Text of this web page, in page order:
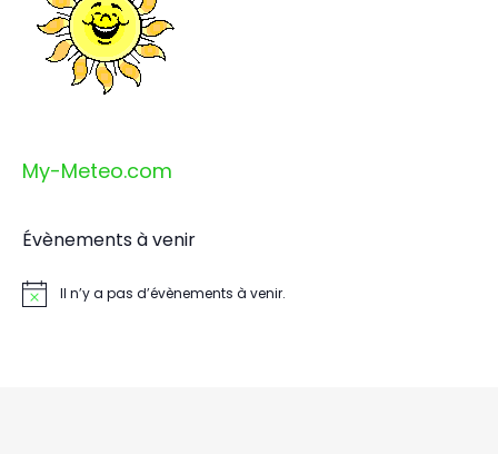
My-Meteo.com
Évènements à venir
NoticeIl n’y a pas d’évènements à venir.